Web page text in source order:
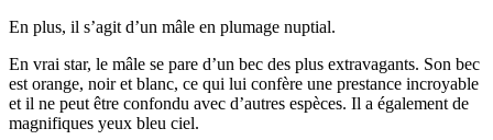
En plus, il s’agit d’un mâle en plumage nuptial.
En vrai star, le mâle se pare d’un bec des plus extravagants. Son bec
est orange, noir et blanc, ce qui lui confère une prestance incroyable
et il ne peut être confondu avec d’autres espèces. Il a également de
magnifiques yeux bleu ciel.